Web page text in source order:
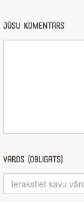
Jūsu komentārs
Vārds (obligāts)